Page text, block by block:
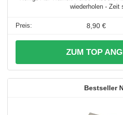
wiederholen - Zeit
8,90 €
ZUM TOP